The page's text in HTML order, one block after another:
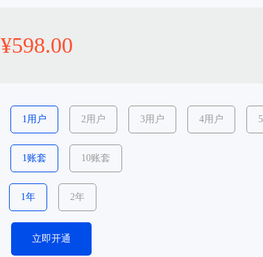
¥598.00
1用户 2用户 3用户 4用户
1账套 10账套
1年 2年
立即开通